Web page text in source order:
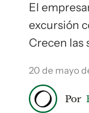
El
excursión
Crecen las
20 de mayo
Por